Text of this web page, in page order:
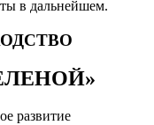
в дальнейшем.
развитие